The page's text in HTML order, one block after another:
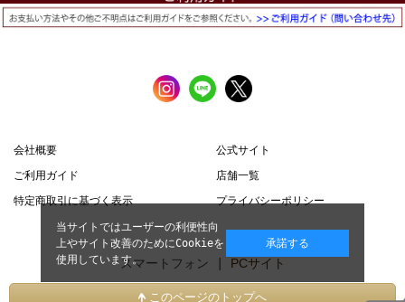
会社概要
公式サイト
ご利用ガイド
店舗一覧
特定商取引に基づく表示
プライバシーポリシー
スマートフォン | PCサイト
このページのトップへ
当サイトではユーザーの利便性向
上やサイト改善のためにCookieを
使用しています。
承諾する